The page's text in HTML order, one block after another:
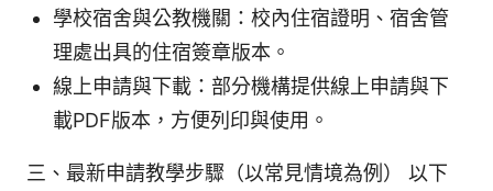
學校宿舍與公教機關：校內住宿證明、宿舍管
理處出具的住宿簽章版本。
線上申請與下載：部分機構提供線上申請與下
載PDF版本，方便列印與使用。
三、最新申請教學步驟（以常見情境為例） 以下